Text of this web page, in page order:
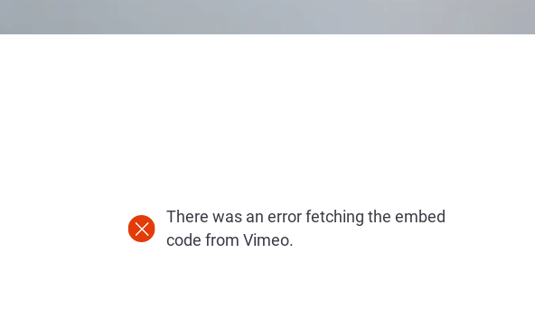
There was an error fetching the embed
code from Vimeo.